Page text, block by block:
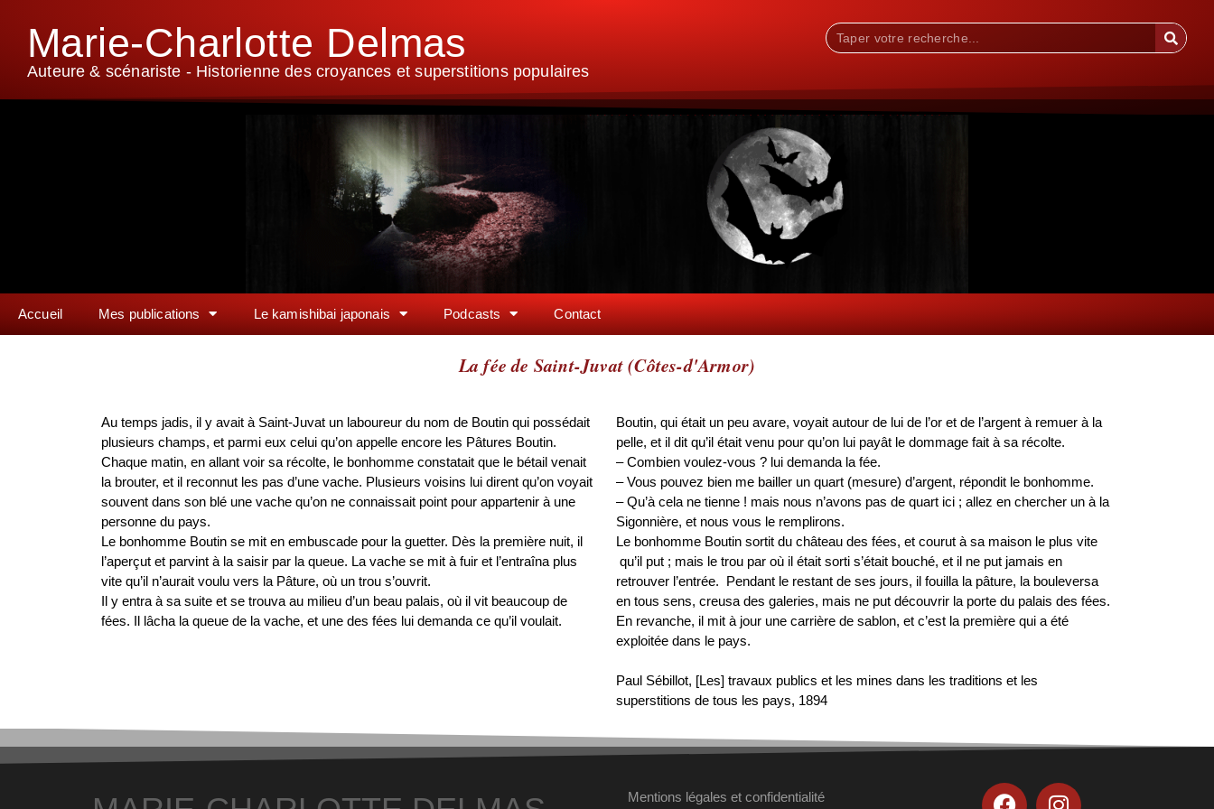
Marie-Charlotte Delmas
Auteure & scénariste - Historienne des croyances et superstitions populaires
Accueil Mes publications Le kamishibai japonais Podcasts Contact
La fée de Saint-Juvat (Côtes-d'Armor)
Au temps jadis, il y avait à Saint-Juvat un laboureur du nom de Boutin qui possédait
plusieurs champs, et parmi eux celui qu’on appelle encore les Pâtures Boutin.
Chaque matin, en allant voir sa récolte, le bonhomme constatait que le bétail venait
la brouter, et il reconnut les pas d’une vache. Plusieurs voisins lui dirent qu’on voyait
souvent dans son blé une vache qu’on ne connaissait point pour appartenir à une
personne du pays.
Le bonhomme Boutin se mit en embuscade pour la guetter. Dès la première nuit, il
l’aperçut et parvint à la saisir par la queue. La vache se mit à fuir et l’entraîna plus
vite qu’il n’aurait voulu vers la Pâture, où un trou s’ouvrit.
Il y entra à sa suite et se trouva au milieu d’un beau palais, où il vit beaucoup de
fées. Il lâcha la queue de la vache, et une des fées lui demanda ce qu’il voulait.
Boutin, qui était un peu avare, voyait autour de lui de l’or et de l’argent à remuer à la
pelle, et il dit qu’il était venu pour qu’on lui payât le dommage fait à sa récolte.
– Combien voulez-vous ? lui demanda la fée.
– Vous pouvez bien me bailler un quart (mesure) d’argent, répondit le bonhomme.
– Qu’à cela ne tienne ! mais nous n’avons pas de quart ici ; allez en chercher un à la
Sigonnière, et nous vous le remplirons.
Le bonhomme Boutin sortit du château des fées, et courut à sa maison le plus vite
qu’il put ; mais le trou par où il était sorti s’était bouché, et il ne put jamais en
retrouver l’entrée. Pendant le restant de ses jours, il fouilla la pâture, la bouleversa
en tous sens, creusa des galeries, mais ne put découvrir la porte du palais des fées.
En revanche, il mit à jour une carrière de sablon, et c’est la première qui a été
exploitée dans le pays.
Paul Sébillot, [Les] travaux publics et les mines dans les traditions et les
superstitions de tous les pays, 1894
Mentions légales et confidentialité